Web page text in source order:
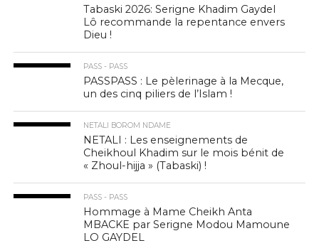
Tabaski 2026: Serigne Khadim Gaydel
Lô recommande la repentance envers
Dieu !
PASS - PASS
PASSPASS : Le pèlerinage à la Mecque,
un des cinq piliers de l’Islam !
NETALI BOROM NDAME
NETALI : Les enseignements de
Cheikhoul Khadim sur le mois bénit de
« Zhoul-hijja » (Tabaski) !
PASS - PASS
Hommage à Mame Cheikh Anta
MBACKE par Serigne Modou Mamoune
LO GAYDEL